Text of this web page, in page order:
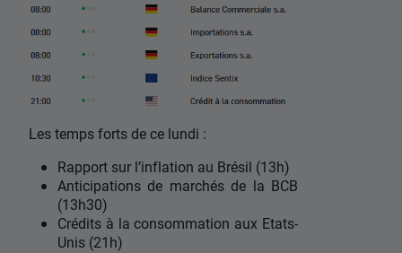
Les temps forts de ce lundi :
Rapport sur l’inflation au Brésil (13h)
Anticipations de marchés de la BCB
(13h30)
Crédits à la consommation aux Etats-
Unis (21h)